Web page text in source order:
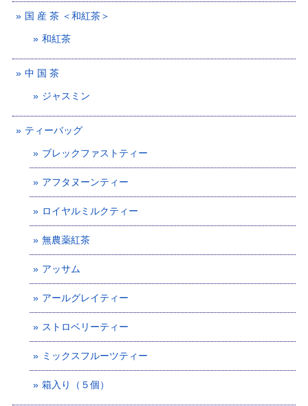
国 産 茶 ＜和紅茶＞
和紅茶
中 国 茶
ジャスミン
ティーバッグ
ブレックファストティー
アフタヌーンティー
ロイヤルミルクティー
無農薬紅茶
アッサム
アールグレイティー
ストロベリーティー
ミックスフルーツティー
箱入り（５個）